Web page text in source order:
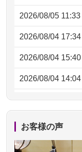
2026/08/05 11:33
2026/08/04 17:34
2026/08/04 15:40
2026/08/04 14:04
2026/08/04 00:38
2026/08/03 21:17
2026/08/02 18:47
お客様の声